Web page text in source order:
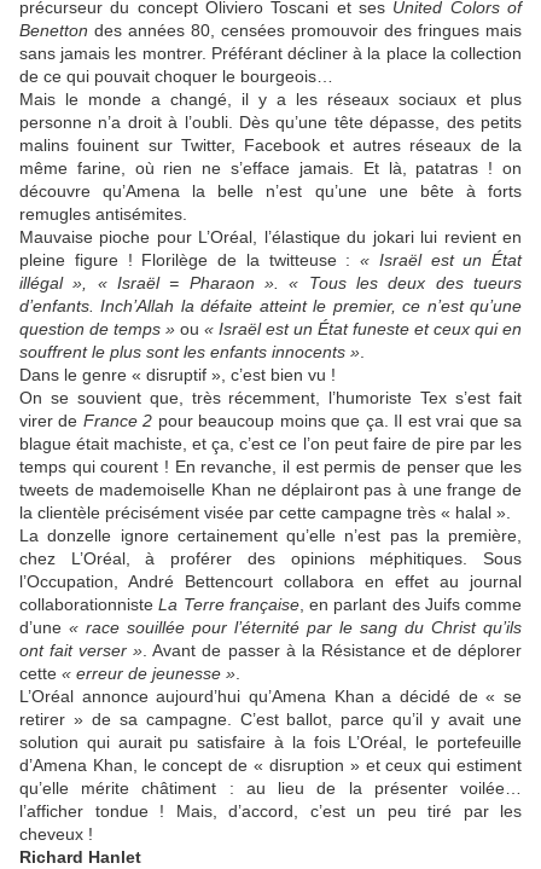
précurseur du concept Oliviero Toscani et ses United Colors of
Benetton des années 80, censées promouvoir des fringues mais
sans jamais les montrer. Préférant décliner à la place la collection
de ce qui pouvait choquer le bourgeois…
Mais le monde a changé, il y a les réseaux sociaux et plus
personne n’a droit à l’oubli. Dès qu’une tête dépasse, des petits
malins fouinent sur Twitter, Facebook et autres réseaux de la
même farine, où rien ne s’efface jamais. Et là, patatras ! on
découvre qu’Amena la belle n’est qu’une une bête à forts
remugles antisémites.
Mauvaise pioche pour L’Oréal, l’élastique du jokari lui revient en
pleine figure ! Florilège de la twitteuse : « Israël est un État
illégal », « Israël = Pharaon ». « Tous les deux des tueurs
d’enfants. Inch’Allah la défaite atteint le premier, ce n’est qu’une
question de temps » ou « Israël est un État funeste et ceux qui en
souffrent le plus sont les enfants innocents »
Dans le genre « disruptif », c’est bien vu !
On se souvient que, très récemment, l’humoriste Tex s’est fait
virer de France 2 pour beaucoup moins que ça. Il est vrai que sa
blague était machiste, et ça, c’est ce l’on peut faire de pire par les
temps qui courent ! En revanche, il est permis de penser que les
tweets de mademoiselle Khan ne déplairont pas à une frange de
la clientèle précisément visée par cette campagne très « halal ».
La donzelle ignore certainement qu’elle n’est pas la première,
chez L’Oréal, à proférer des opinions méphitiques. Sous
l’Occupation, André Bettencourt collabora en effet au journal
collaborationnisteLa Terre française, en parlant des Juifs comme
d’une « race souillée pour l’éternité par le sang du Christ qu’ils
ont fait verser » . Avant de passer à la Résistance et de déplorer
cette « erreur de jeunesse »
L’Oréal annonce aujourd’hui qu’Amena Khan a décidé de « se
retirer » de sa campagne. C’est ballot, parce qu’il y avait une
solution qui aurait pu satisfaire à la fois L’Oréal, le portefeuille
d’Amena Khan, le concept de « disruption » et ceux qui estiment
qu’elle mérite châtiment : au lieu de la présenter voilée…
l’afficher tondue ! Mais, d’accord, c’est un peu tiré par les
cheveux !
Richard Hanlet